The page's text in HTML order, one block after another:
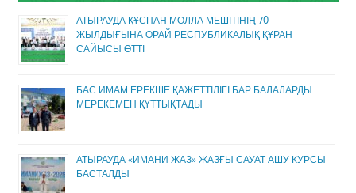
АТЫРАУДА ҚҰСПАН МОЛЛА МЕШІТІНІҢ 70
ЖЫЛДЫҒЫНА ОРАЙ РЕСПУБЛИКАЛЫҚ ҚҰРАН
САЙЫСЫ ӨТТІ
БАС ИМАМ ЕРЕКШЕ ҚАЖЕТТІЛІГІ БАР БАЛАЛАРДЫ
МЕРЕКЕМЕН ҚҰТТЫҚТАДЫ
АТЫРАУДА «ИМАНИ ЖАЗ» ЖАЗҒЫ САУАТ АШУ КУРСЫ
БАСТАЛДЫ